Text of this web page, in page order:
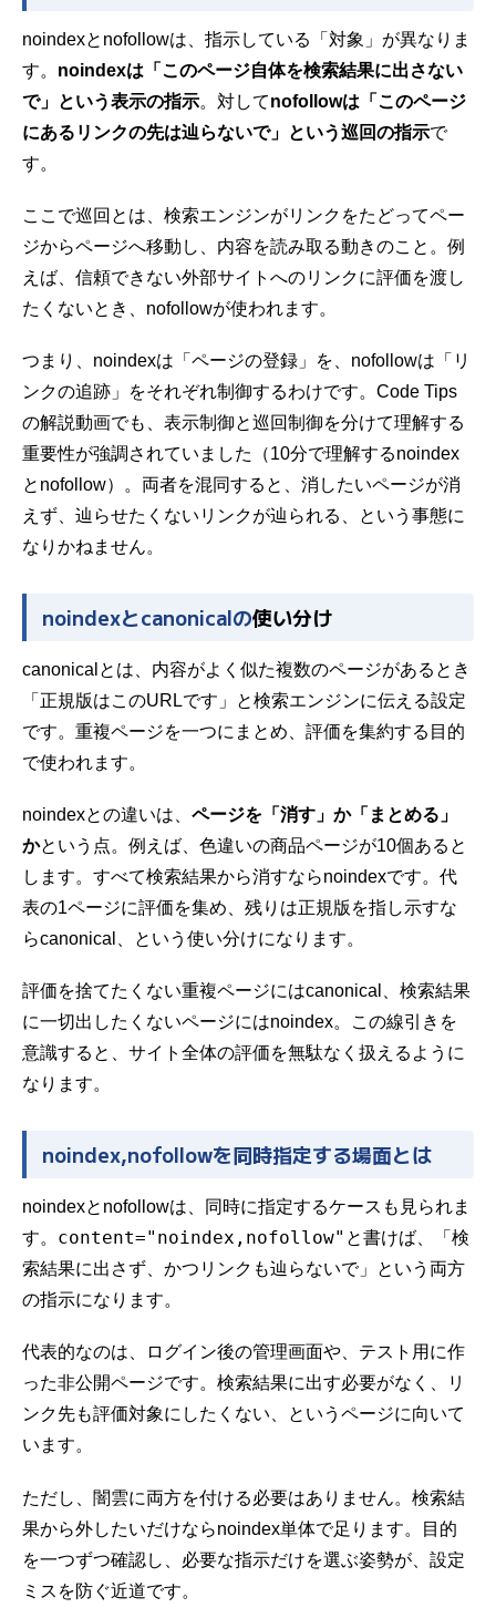
noindexとnofollowは、指示している「対象」が異なりま
す。 noindexは「このページ自体を検索結果に出さない
で」という表示の指示。対してnofollowは「このページ
にあるリンクの先は辿らないで」という巡回の指示で
す。
ここで巡回とは、検索エンジンがリンクをたどってペー
ジからページへ移動し、内容を読み取る動きのこと。例
えば、信頼できない外部サイトへのリンクに評価を渡し
たくないとき、nofollowが使われます。
つまり、noindexは「ページの登録」を、nofollowは「リ
ンクの追跡」をそれぞれ制御するわけです。Code Tips
の解説動画でも、表示制御と巡回制御を分けて理解する
重要性が強調されていました（10分で理解するnoindex
とnofollow）。両者を混同すると、消したいページが消
えず、辿らせたくないリンクが辿られる、という事態に
なりかねません。
noindexとcanonicalの使い分け
canonicalとは 、内容がよく似た複数のページがあるとき
「正規版はこのURLです」と検索エンジンに伝える設定
です。重複ページを一つにまとめ、評価を集約する目的
で使われます。
noindexとの違いは、 ページを「消す」か「まとめる」
かという点。例えば、色違いの商品ページが10個あると
します。すべて検索結果から消すならnoindexです。代
表の1ページに評価を集め、残りは正規版を指し示すな
らcanonical、という 使い分けになります。
評価を捨てたくない重複ページにはcanonical、検索結果
に一切出したくないページにはnoindex。この線引きを
意識すると、サイト全体の評価を無駄なく扱えるように
なります。
noindex,nofollowを同時指定する場面とは
noindexとnofollowは、同時に指定するケースも見られま
す。 content="noindex,nofollow" と書けば、「検
索結果に出さず、かつリンクも辿らないで」という両方
の指示になります。
代表的なのは、ログイン後の管理画面や、テスト用に作
った非公開ページです。検索結果に出す必要がなく、リ
ンク先も評価対象にしたくない、というページに向いて
います。
ただし、闇雲に両方を付ける必要はありません。検索結
果から外したいだけならnoindex単体で足ります。目的
を一つずつ確認し、必要な指示だけを選ぶ姿勢が、設定
ミスを防ぐ近道です。